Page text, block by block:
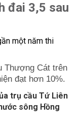
đai 3,5 sau
Thượng Cát trên
đạt hơn 10%.
trụ cầu Tứ Liên
sông Hồng